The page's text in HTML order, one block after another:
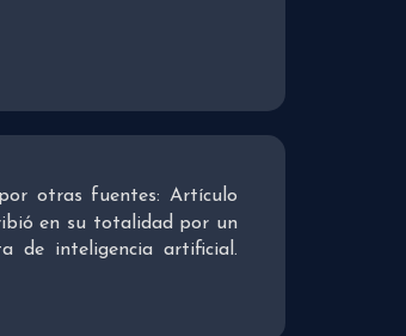
otras fuentes: Artículo
en su totalidad por un
de inteligencia artificial.